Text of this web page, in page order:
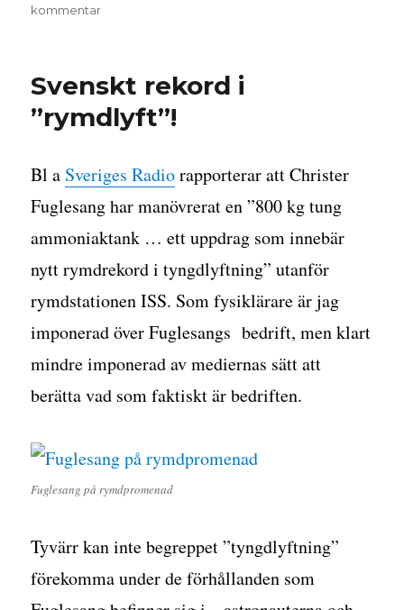
den
kommentartill
Svenskt rekord i
”rymdlyft”!
Bl a Sveriges Radiorapporterar att Christer
Fuglesang har manövrerat en ”800 kg tung
ammoniaktank … ett uppdrag som innebär
nytt rymdrekord i tyngdlyftning” utanför
rymdstationen ISS. Som fysiklärare är jag
imponerad över Fuglesangs bedrift, men klart
mindre imponerad av mediernas sätt att
berätta vad som faktiskt är bedriften.
Fuglesang på rymdpromenad
Tyvärr kan inte begreppet ”tyngdlyftning”
förekomma under de förhållanden som